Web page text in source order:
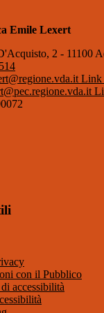
Emile Lexert
2 - 11100
Link
con il Pubblico
accessibilità